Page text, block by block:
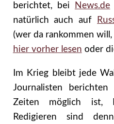
berichtet, bei
News.de
natürlich auch auf
(wer da rankommen
hier vorher lesen oder
Im Krieg bleibt jede
Journalisten
Zeiten möglich ist,
Redigieren sind